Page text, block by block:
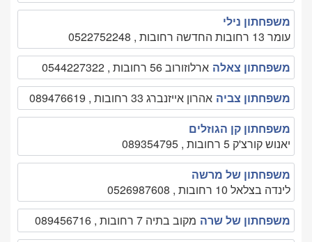
משפחתון נילי
עומר 13 רחובות החדשה רחובות , 0522752248
משפחתון צאלה ארלוזורוב 56 רחובות , 0544227322
משפחתון צביה אהרון אייזנברג 33 רחובות , 089476619
משפחתון קן הגוזלים
יאנוש קורצ'ק 5 רחובות , 089354795
משפחתון של מרשה
לינדה בצלאל 10 רחובות , 0526987608
משפחתון של שרה מקוב בתיה 7 רחובות , 089456716